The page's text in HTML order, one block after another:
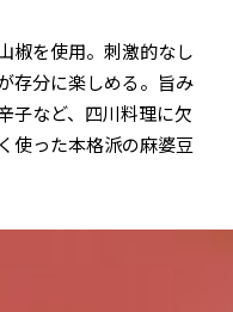
椒を使用。刺激的なし
存分に楽しめる。旨み
子など、四川料理に欠
使った本格派の麻婆豆